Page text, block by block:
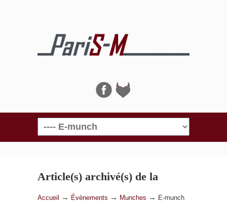
Navigation
Article(s) archivé(s) de la
catégorieE-munch
Accueil → Évènements → Munches → E-munch